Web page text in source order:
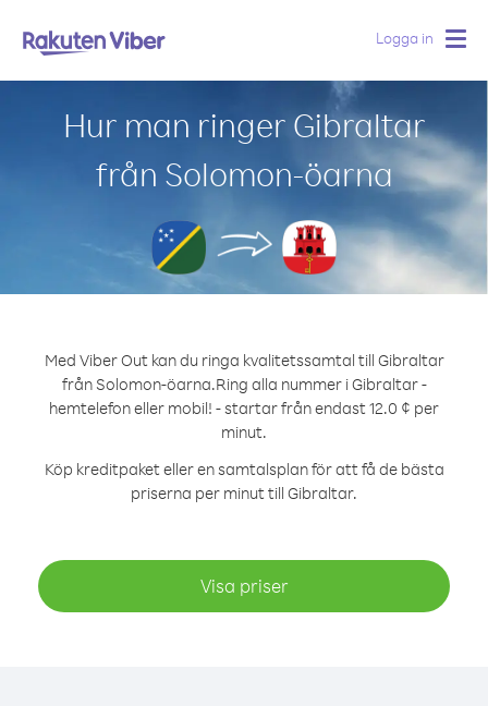
Logga in
Hur man ringer Gibraltar
från Solomon-öarna
Med Viber Out kan du ringa kvalitetssamtal till Gibraltar
från Solomon-öarna.Ring alla nummer i Gibraltar -
hemtelefon eller mobil! - startar från endast 12.0 ¢ per
minut.
Köp kreditpaket eller en samtalsplan för att få de bästa
priserna per minut till Gibraltar.
Visa priser